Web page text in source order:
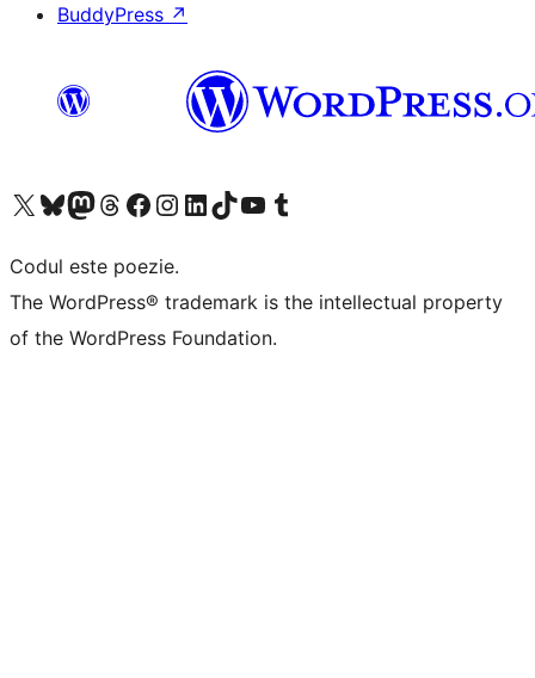
BuddyPress ↗
Mergi la contul nostru X (fost Twitter)
Vizitează contul nostru Bluesky
Vizitează contul nostru Mastodon
Vizitează contul nostru Threads
Vizitează pagina noastră Facebook
Vizitează-ne pe Instagram
Vizitează-ne pe LinkedIn
Vizitează contul nostru TikTok
Vizitează canalul nostru YouTube
Vizitează contul nostru Tumblr
Codul este poezie.
The WordPress® trademark is the intellectual property
of the WordPress Foundation.